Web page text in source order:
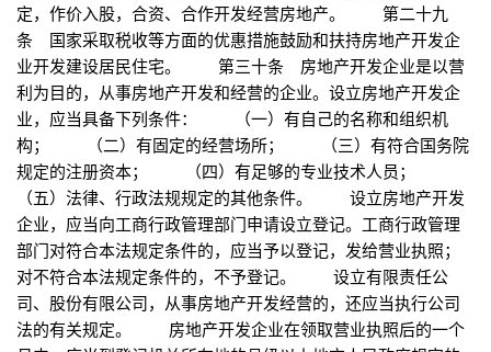
定，作价入股，合资、合作开发经营房地产。 第二十九
条 国家采取税收等方面的优惠措施鼓励和扶持房地产开发企
业开发建设居民住宅。 第三十条 房地产开发企业是以营
利为目的，从事房地产开发和经营的企业。设立房地产开发企
业，应当具备下列条件： （一）有自己的名称和组织机
构； （二）有固定的经营场所； （三）有符合国务院
规定的注册资本； （四）有足够的专业技术人员；
（五）法律、行政法规规定的其他条件。 设立房地产开发
企业，应当向工商行政管理部门申请设立登记。工商行政管理
部门对符合本法规定条件的，应当予以登记，发给营业执照；
对不符合本法规定条件的，不予登记。 设立有限责任公
司、股份有限公司，从事房地产开发经营的，还应当执行公司
法的有关规定。 房地产开发企业在领取营业执照后的一个